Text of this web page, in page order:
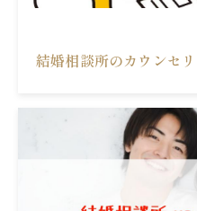
結婚相談所のカウンセ